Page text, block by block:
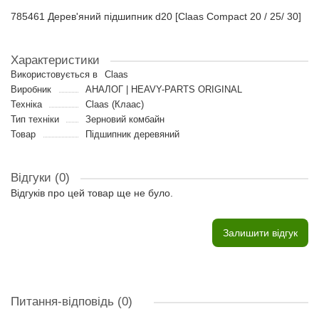
785461 Дерев'яний підшипник d20 [Claas Compact 20 / 25/ 30]
Характеристики
Використовується в
Claas
Виробник
АНАЛОГ | HEAVY-PARTS ORIGINAL
Техніка
Claas (Клаас)
Тип техніки
Зерновий комбайн
Товар
Підшипник деревяний
Відгуки (0)
Відгуків про цей товар ще не було.
Залишити відгук
Питання-відповідь (0)